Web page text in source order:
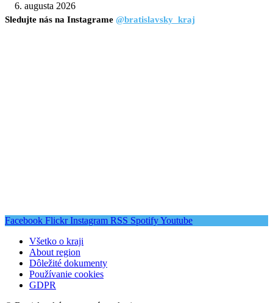
6. augusta 2026
Sledujte nás na Instagrame @bratislavsky_kraj
Facebook Flickr Instagram RSS SpotifyYoutube
Všetko o kraji
About region
Dôležité dokumenty
Používanie cookies
GDPR